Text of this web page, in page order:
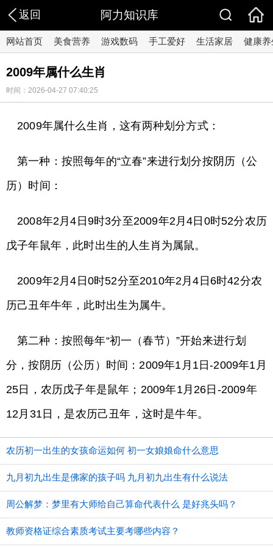
返回 阿力知识库
网站首页 美食营养 游戏数码 手工爱好 生活家居 健康养
2009年属什么生肖
时间：2026-04-27 07:40:25
2009年属什么生肖，这有两种划分方式：
第一种：按照每年的“立春”来进行划分按阴历（公
历）时间：
2008年2月4日9时3分至2009年2月4日0时52分农历
戊子年鼠年，此时出生的人生肖为属鼠。
2009年2月4日0时52分至2010年2月4日6时42分农
历己丑年牛年，此时出生为属牛。
第二种：按照每年“初一（春节）”开始来进行划
分，按阴历（公历）时间：2009年1月1日-2009年1月
25日，农历戊子年是鼠年；2009年1月26日-2009年
12月31日，是农历己丑年，这时是牛年。
农历初一出生的女孩命运如何 初一女娘娘命什么意思
九月初九出生是佛家的孩子吗 九月初九出生有什么说法
周公解梦：梦里有大师给自己算命代表什么 是好兆头吗？
教师资格证综合素质考试主要考哪些内容？